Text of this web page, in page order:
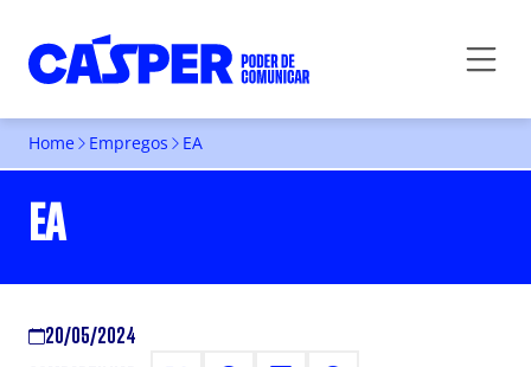
Home Empregos EA
EA
20/05/2024